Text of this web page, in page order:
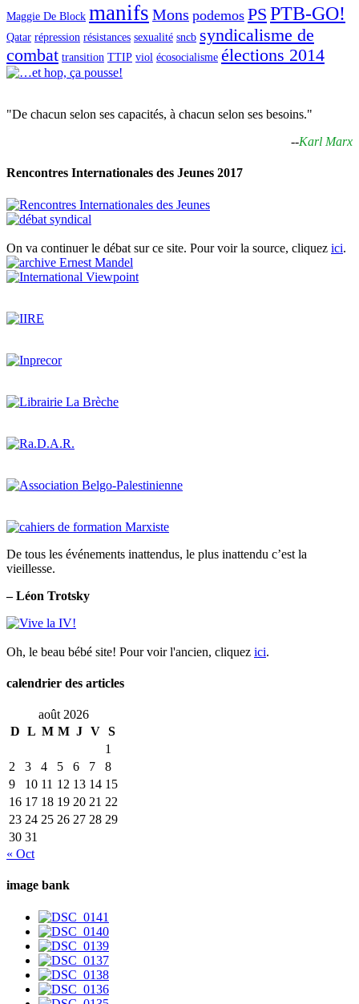
Maggie De Block manifs Mons podemos PS PTB-GO!
Qatar répression résistances sexualité sncb syndicalisme de
combat transition TTIP viol écosocialisme élections 2014
"De chacun selon ses capacités, à chacun selon ses besoins."
--Karl Marx
Rencontres Internationales des Jeunes 2017
On va continuer le débat sur ce site. Pour voir la source, cliquez ici.
De tous les événements inattendus, le plus inattendu c’est la
vieillesse.
– Léon Trotsky
Oh, le beau bébé site! Pour voir l'ancien, cliquez ici.
calendrier des articles
août 2026
D L M M J V S
1
2
3 4 5 6 7
8
9
10 11 12 13 14 15
16 17 18 19 20 21 22
23 24 25 26 27 28 29
30 31
« Oct
image bank